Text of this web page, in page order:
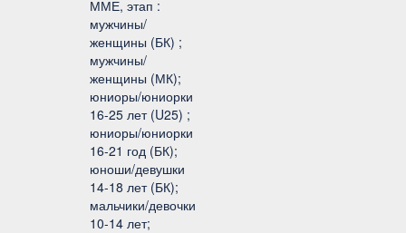
ММЕ, этап :
мужчины/
женщины (БК) ;
мужчины/
женщины (МК);
юниоры/юниорки
16-25 лет (U25) ;
юниоры/юниорки
16-21 год (БК);
юноши/девушки
14-18 лет (БК);
мальчики/девочки
10-14 лет;